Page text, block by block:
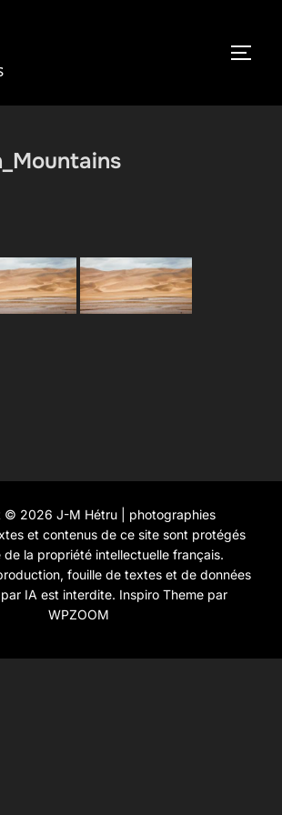
© 2026 J-M Hétru | photographies
et contenus de ce site sont protégés
de la propriété intellectuelle français.
fouille de textes et de données
IA est interdite. Inspiro Themepar
WPZOOM